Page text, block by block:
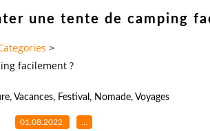
une tente de camping
>
facilement ?
, Vacances, Festival , Nomade, Voyages
01.08.2022 …